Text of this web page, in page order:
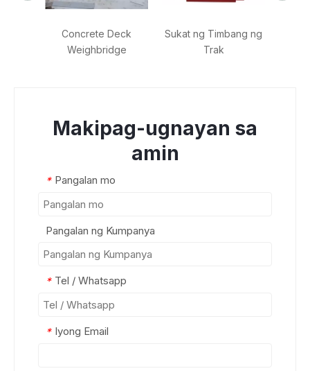
Concrete Deck
Weighbridge
Sukat ng Timbang ng
Trak
Makipag-ugnayan sa
amin
* Pangalan mo
Pangalan ng Kumpanya
* Tel / Whatsapp
* Iyong Email